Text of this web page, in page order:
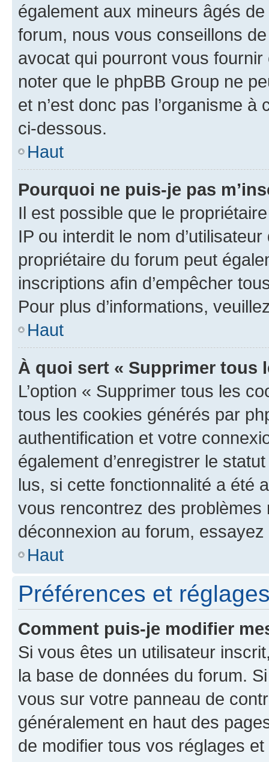
également aux mineurs âgés
forum, nous vous conseillons
avocat qui pourront vous
noter que le phpBB Group ne
et n’est donc pas l’organisme
ci-dessous.
Haut
Pourquoi ne puis-je pas
Il est possible que le
IP ou interdit le nom
propriétaire du forum peut
inscriptions afin d’empêcher
Pour plus d’informations,
Haut
À quoi sert « Supprimer tous
L’option « Supprimer tous les
tous les cookies générés par
authentification et votre
également d’enregistrer le
lus, si cette fonctionnalité a été
vous rencontrez des
déconnexion au forum,
Haut
Préférences et
Comment puis-je modifier
Si vous êtes un utilisateur
la base de données du forum.
vous sur votre panneau de
généralement en haut des
de modifier tous vos réglages